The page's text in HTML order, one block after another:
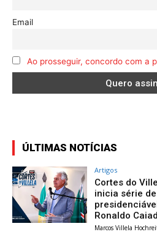
Email
Ao prosseguir, concordo com a
ÚLTIMAS NOTÍCIAS
Artigos
Cortes do
inicia série
Ronaldo
Marcos Villela